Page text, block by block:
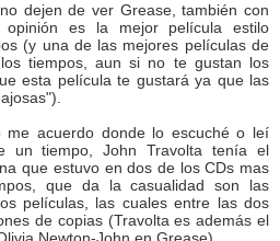
dejen de ver Grease, también con
es la mejor película estilo
(y una de las mejores películas de
tiempos, aun si no te gustan los
esta película te gustará ya que las
acuerdo donde lo escuché o leí
un tiempo, John Travolta tenía el
que estuvo en dos de los CDs mas
que da la casualidad son las
películas, las cuales entre las dos
de copias (Travolta es además el